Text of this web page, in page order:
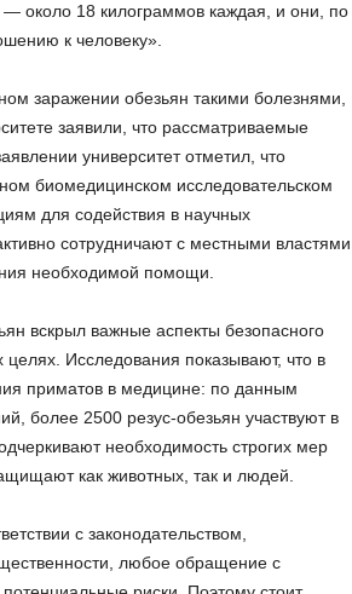
около 18 килограммов каждая, и они, по
к человеку».
заражении обезьян такими болезнями,
заявили, что рассматриваемые
университет отметил, что
биомедицинском исследовательском
для содействия в научных
сотрудничают с местными властями
необходимой помощи.
вскрыл важные аспекты безопасного
Исследования показывают, что в
приматов в медицине: по данным
более 2500 резус-обезьян участвуют в
необходимость строгих мер
как животных, так и людей.
с законодательством,
любое обращение с